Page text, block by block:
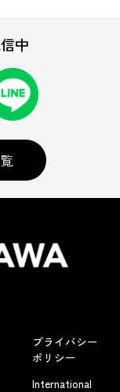
中
プライバシー
ポリシー
International